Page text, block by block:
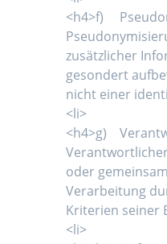
<h4>f)
zusätzlicher
gesondert
nicht einer
<li>
<h4>g)
oder
Verarbeitung
Kriterien seiner
<li>